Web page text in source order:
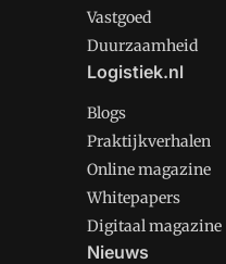
Vastgoed
Duurzaamheid
Logistiek.nl
Blogs
Praktijkverhalen
Online magazine
Whitepapers
Digitaal magazine
Nieuws